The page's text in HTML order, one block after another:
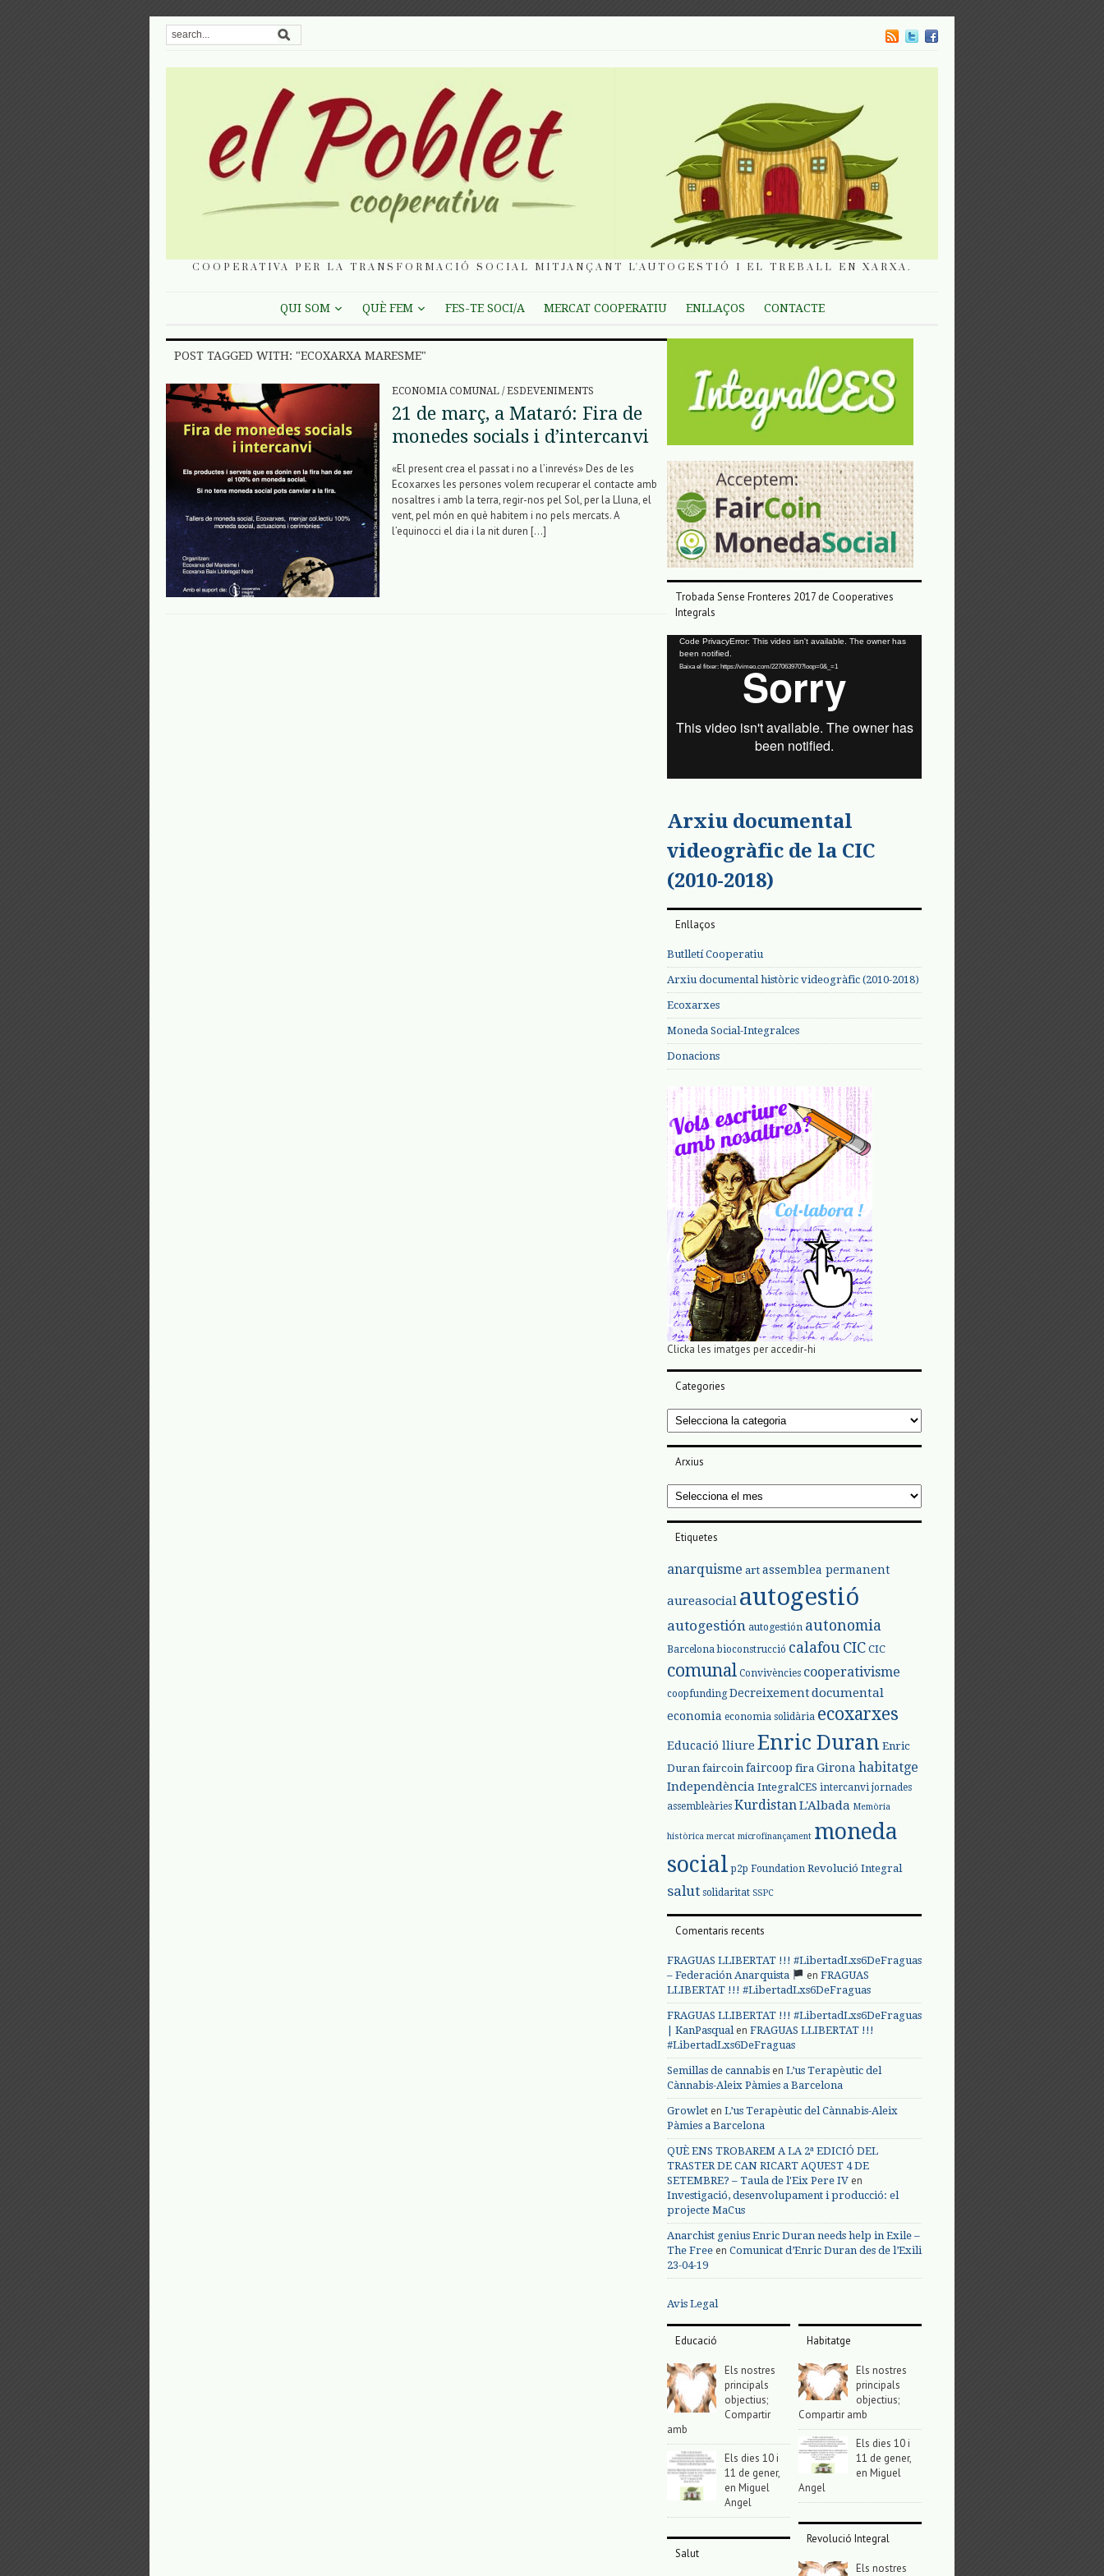
COOPERATIVA PER LA TRANSFORMACIÓ SOCIAL MITJANÇANT L'AUTOGESTIÓ I EL TREBALL EN XARXA.
QUI SOM QUÈ FEM FES-TE SOCI/A MERCAT COOPERATIU ENLLAÇOS CONTACTE
POST TAGGED WITH: "ECOXARXA MARESME"
ECONOMIA COMUNAL / ESDEVENIMENTS
21 de març, a Mataró: Fira de
monedes socials i d’intercanvi
«El present crea el passat i no a l’inrevés» Des de les
Ecoxarxes les persones volem recuperar el contacte amb
nosaltres i amb la terra, regir-nos pel Sol, per la Lluna, el
vent, pel món en què habitem i no pels mercats. A
l’equinocci el dia i la nit duren […]
Trobada Sense Fronteres 2017 de Cooperatives
Integrals
Reproductor
vídeo
Code PrivacyError: This video isn't available. The owner has
been notified.
Baixa el fitxer: https://vimeo.com/227063970?loop=0&_=1
Arxiu documental
videogràfic de la CIC
(2010-2018)
Enllaços
Butlletí Cooperatiu
Arxiu documental històric videogràfic (2010-2018)
Ecoxarxes
Moneda Social-Integralces
Donacions
Clicka les imatges per accedir-hi
Categories
Categories
Arxius
Arxius
Etiquetes
anarquisme art assemblea permanent
aureasocial autogestió
autogestión autogestión autonomia
Barcelona bioconstrucció calafou CIC CIC
comunal Convivències cooperativisme
coopfunding Decreixementdocumental
economia economia solidària ecoxarxes
Educació lliure Enric Duran Enric
Duran faircoin faircoop fira Girona habitatge
Independència IntegralCES intercanvi jornades
assembleàries Kurdistan L'Albada Memòria
històrica mercat microfinançament moneda
social p2p Foundation Revolució Integral
salut solidaritat SSPC
Comentaris recents
FRAGUAS LLIBERTAT !!! #LibertadLxs6DeFraguas
– Federación Anarquista
en FRAGUAS
LLIBERTAT !!! #LibertadLxs6DeFraguas
FRAGUAS LLIBERTAT !!! #LibertadLxs6DeFraguas
| KanPasqualen FRAGUAS LLIBERTAT !!!
#LibertadLxs6DeFraguas
Semillas de cannabis en L’us Terapèutic del
Cànnabis-Aleix Pàmies a Barcelona
Growlet en L’us Terapèutic del Cànnabis-Aleix
Pàmies a Barcelona
QUÈ ENS TROBAREM A LA 2ª EDICIÓ DEL
TRASTER DE CAN RICART AQUEST 4 DE
SETEMBRE? – Taula de l'Eix Pere IV en
Investigació, desenvolupament i producció: el
projecte MaCus
Anarchist genius Enric Duran needs help in Exile –
The Free en Comunicat d’Enric Duran des de l’Exili
23-04-19
Avis Legal
Educació
Els nostres
principals
objectius;
Compartir
amb
Els dies 10 i
11 de gener,
en Miguel
Angel
Salut
Habitatge
Els nostres
principals
objectius;
Compartir amb
Els dies 10 i
11 de gener,
en Miguel
Angel
Revolució Integral
Els nostres